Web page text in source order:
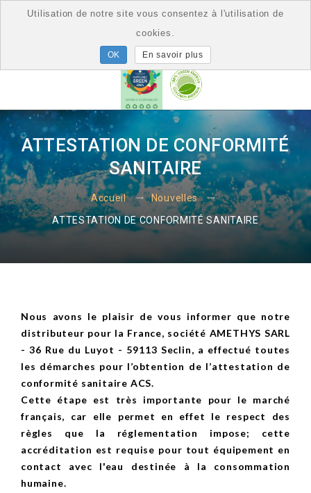
ATTESTATION DE CONFORMITÉ
SANITAIRE
Accueil Nouvelles
ATTESTATION DE CONFORMITÉ SANITAIRE
Nous avons le plaisir de vous informer que notre
distributeur pour la France, société AMETHYS SARL
- 36 Rue du Luyot - 59113 Seclin, a effectué toutes
les démarches pour l’obtention de l’attestation de
conformité sanitaire ACS.
Cette étape est très importante pour le marché
français, car elle permet en effet le respect des
règles que la réglementation impose; cette
accréditation est requise pour tout équipement en
contact avec l'eau destinée à la consommation
humaine.
Utilisation de notre site vous consentez à l'utilisation de
cookies.
En savoir plus